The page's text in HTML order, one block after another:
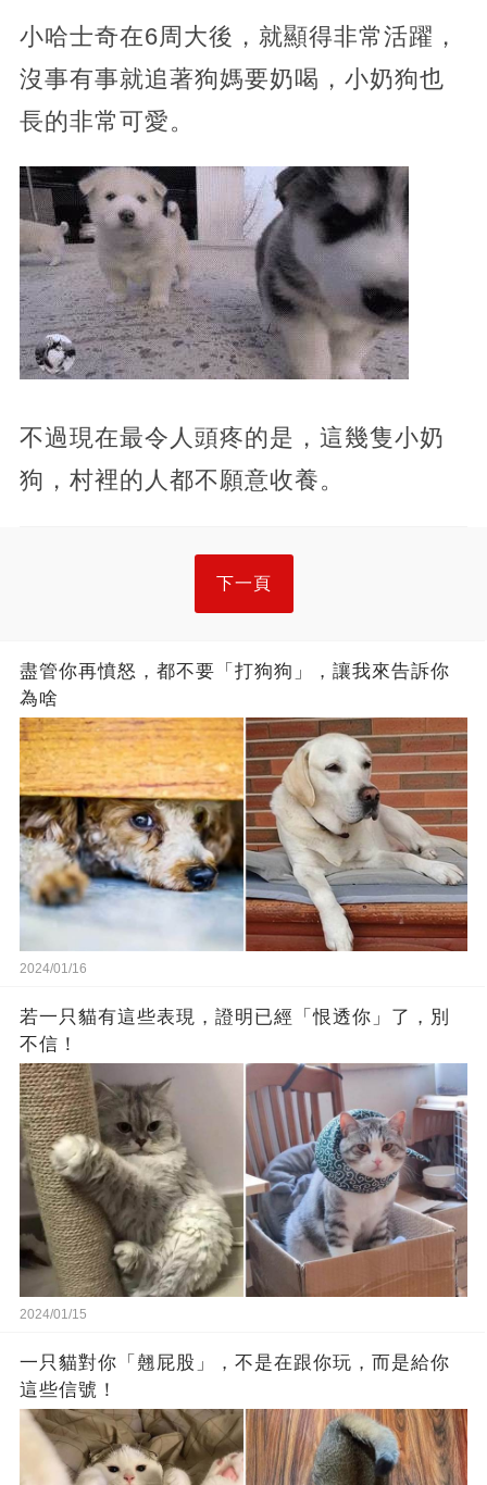
小哈士奇在6周大後，就顯得非常活躍，
沒事有事就追著狗媽要奶喝，小奶狗也
長的非常可愛。
不過現在最令人頭疼的是，這幾隻小奶
狗，村裡的人都不願意收養。
下一頁
盡管你再憤怒，都不要「打狗狗」，讓我來告訴你
為啥
2024/01/16
若一只貓有這些表現，證明已經「恨透你」了，別
不信！
2024/01/15
一只貓對你「翹屁股」，不是在跟你玩，而是給你
這些信號！